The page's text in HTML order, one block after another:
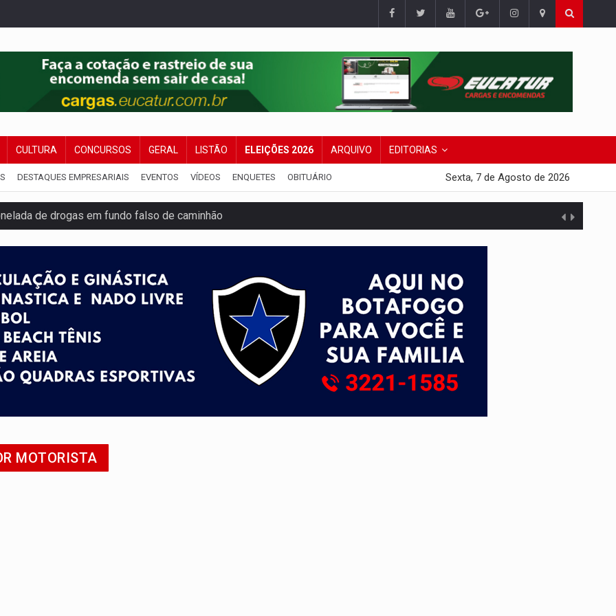
CULTURA CONCURSOS GERAL LISTÃO ELEIÇÕES 2026 ARQUIVO EDITORIAS
DESTAQUES EMPRESARIAIS EVENTOS VÍDEOS ENQUETES OBITUÁRIO Sexta, 7 de Agosto de 2026
de drogas em fundo falso de caminhão
na promoção de dia dos Pais
na frente de comércio
primeiro júri popular
ataque com perfis falsos no Instagram
mulher avançar preferencial
no céu de Rondônia – Por Daniel Pereira
Eletrônico Nº 12/2026 - UASG 200095
MOTORISTA